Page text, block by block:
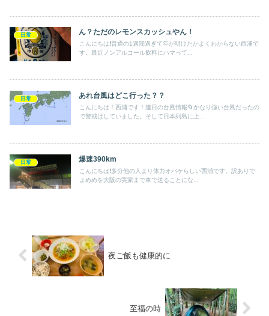
日常 ん？ただのレモンスカッシュやん！
こんにちは❗️普通の1週間過ぎて年が明けたかよくわからない西浦で
す。最近ノンアルコール飲料にハマって...
日常 あれ台風はどこ行った？？
こんにちは！西浦です！連日の台風情報🌀かなり強い台風だったの
で警戒はしていました。そして日本列島に上...
日常 爆速390km
こんにちは❗️多分他の人より体力オバケらしい西浦です。訳ありで
よめめを大阪の実家まで車で送ることにな...
夜ご飯も健康的に
至福の時